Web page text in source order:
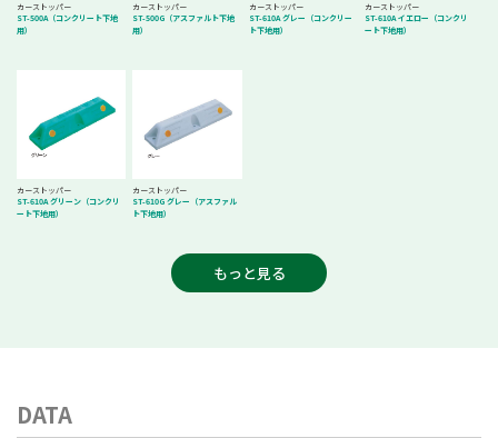
カーストッパー
ST-500A（コンクリート下地
用）
カーストッパー
ST-500G（アスファルト下地
用）
カーストッパー
ST-610A グレー（コンクリー
ト下地用）
カーストッパー
ST-610A イエロー（コンクリ
ート下地用）
カーストッパー
ST-610A グリーン（コンクリ
ート下地用）
カーストッパー
ST-610G グレー（アスファル
ト下地用）
もっと見る
DATA